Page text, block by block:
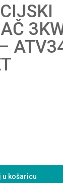
u košaricu